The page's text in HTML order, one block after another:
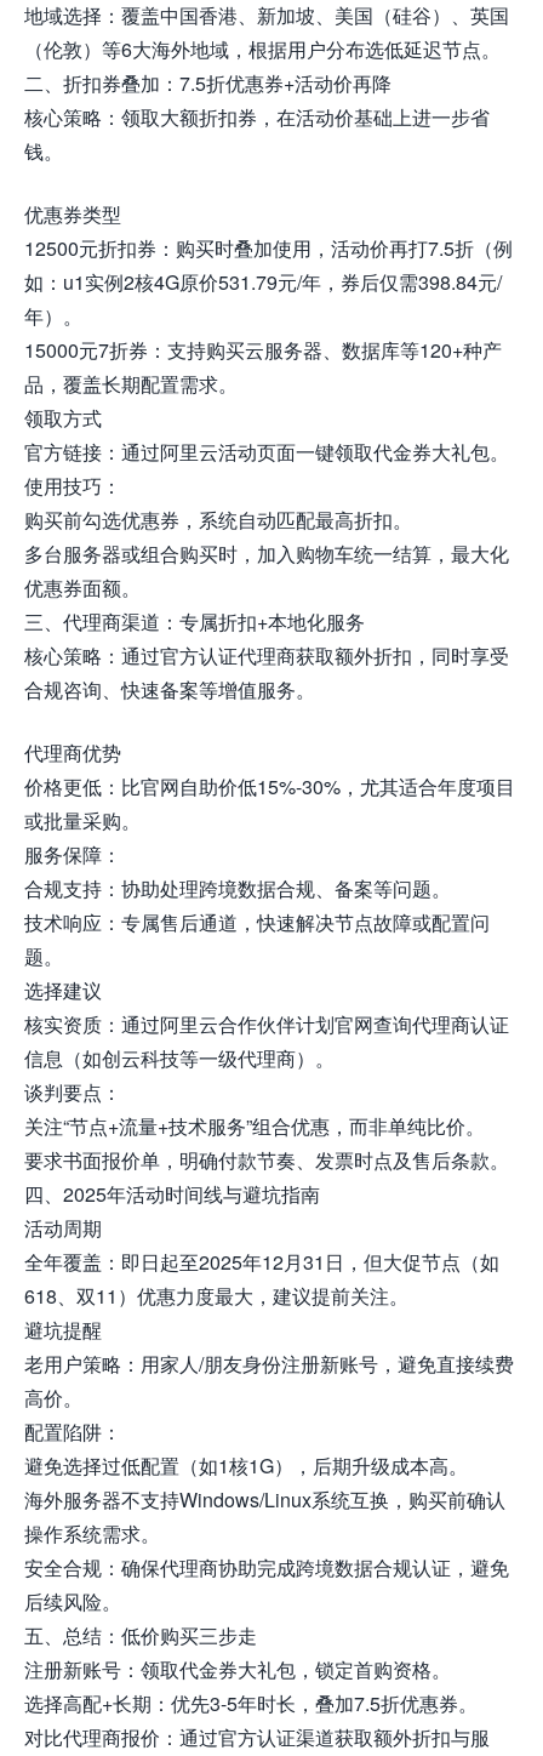
地域选择：覆盖中国香港、新加坡、美国（硅谷）、英国
（伦敦）等6大海外地域，根据用户分布选低延迟节点。
二、折扣券叠加：7.5折优惠券+活动价再降
核心策略：领取大额折扣券，在活动价基础上进一步省
钱。
优惠券类型
12500元折扣券：购买时叠加使用，活动价再打7.5折（例
如：u1实例2核4G原价531.79元/年，券后仅需398.84元/
年）。
15000元7折券：支持购买云服务器、数据库等120+种产
品，覆盖长期配置需求。
领取方式
官方链接：通过阿里云活动页面一键领取代金券大礼包。
使用技巧：
购买前勾选优惠券，系统自动匹配最高折扣。
多台服务器或组合购买时，加入购物车统一结算，最大化
优惠券面额。
三、代理商渠道：专属折扣+本地化服务
核心策略：通过官方认证代理商获取额外折扣，同时享受
合规咨询、快速备案等增值服务。
代理商优势
价格更低：比官网自助价低15%-30%，尤其适合年度项目
或批量采购。
服务保障：
合规支持：协助处理跨境数据合规、备案等问题。
技术响应：专属售后通道，快速解决节点故障或配置问
题。
选择建议
核实资质：通过阿里云合作伙伴计划官网查询代理商认证
信息（如创云科技等一级代理商）。
谈判要点：
关注“节点+流量+技术服务”组合优惠，而非单纯比价。
要求书面报价单，明确付款节奏、发票时点及售后条款。
四、2025年活动时间线与避坑指南
活动周期
全年覆盖：即日起至2025年12月31日，但大促节点（如
618、双11）优惠力度最大，建议提前关注。
避坑提醒
老用户策略：用家人/朋友身份注册新账号，避免直接续费
高价。
配置陷阱：
避免选择过低配置（如1核1G），后期升级成本高。
海外服务器不支持Windows/Linux系统互换，购买前确认
操作系统需求。
安全合规：确保代理商协助完成跨境数据合规认证，避免
后续风险。
五、总结：低价购买三步走
注册新账号：领取代金券大礼包，锁定首购资格。
选择高配+长期：优先3-5年时长，叠加7.5折优惠券。
对比代理商报价：通过官方认证渠道获取额外折扣与服